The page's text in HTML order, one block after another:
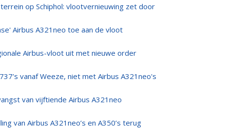
op Schiphol: vlootvernieuwing zet door
Airbus A321neo toe aan de vloot
Airbus-vloot uit met nieuwe order
vanaf Weeze, niet met Airbus A321neo's
van vijftiende Airbus A321neo
van Airbus A321neo’s en A350’s terug